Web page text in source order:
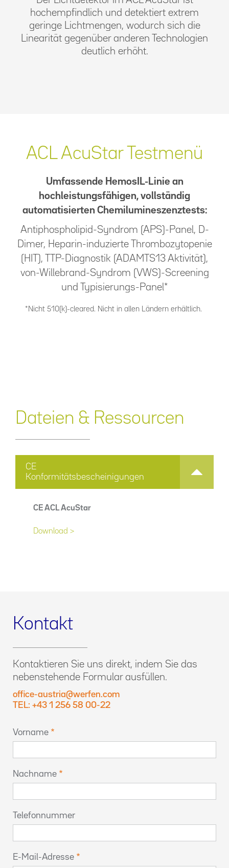
hochempfindlich und detektiert extrem
geringe Lichtmengen, wodurch sich die
Linearität gegenüber anderen Technologien
deutlich erhöht.
ACL AcuStar Testmenü
Umfassende HemosIL-Linie an
hochleistungsfähigen, vollständig
automatisierten Chemilumineszenztests:
Antiphospholipid-Syndrom (APS)-Panel, D-
Dimer, Heparin-induzierte Thrombozytopenie
(HIT), TTP-Diagnostik (ADAMTS13 Aktivität),
von-Willebrand-Syndrom (VWS)-Screening
und Typisierungs-Panel*
*Nicht 510(k)-cleared. Nicht in allen Ländern erhältlich.
Dateien & Ressourcen
CE
Konformitätsbescheinigungen
CE ACL AcuStar
Download >
Kontakt
Kontaktieren Sie uns direkt, indem Sie das
nebenstehende Formular ausfüllen.
office-austria@werfen.com
TEL: +43 1 256 58 00-22
Vorname
Nachname
Telefonnummer
E-Mail-Adresse